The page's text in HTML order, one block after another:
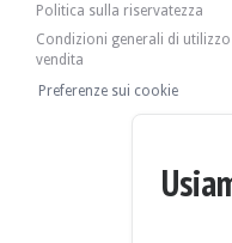
Il venditore è un privato con
Rapporto sulla storia
VISUALIZZA
Politica sulla riservatezza
Condizioni generali di utilizzo
vendita
Preferenze sui cookie